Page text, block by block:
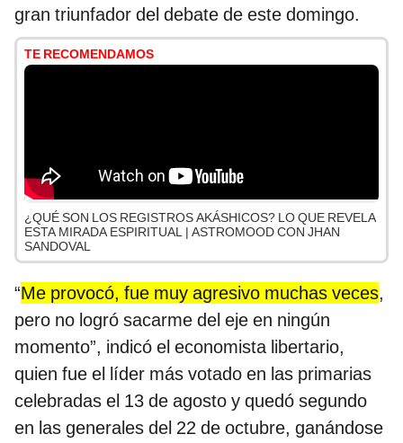
gran triunfador del debate de este domingo.
TE RECOMENDAMOS
¿QUÉ SON LOS REGISTROS AKÁSHICOS? LO QUE REVELA
ESTA MIRADA ESPIRITUAL | ASTROMOOD CON JHAN
SANDOVAL
“Me provocó, fue muy agresivo muchas veces,
pero no logró sacarme del eje en ningún
momento”, indicó el economista libertario,
quien fue el líder más votado en las primarias
celebradas el 13 de agosto y quedó segundo
en las generales del 22 de octubre, ganándose